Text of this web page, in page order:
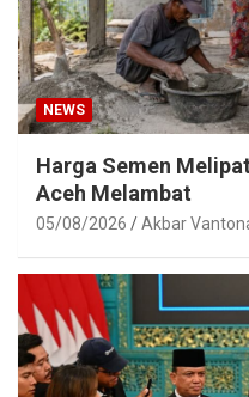
NEWS
Harga Semen
Aceh Melambat
05/08/2026 Akbar